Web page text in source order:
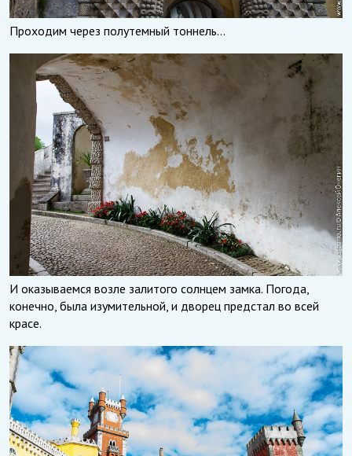
Проходим через полутемный тоннель…
И оказываемся возле залитого солнцем замка. Погода,
конечно, была изумительной, и дворец предстал во всей
красе.